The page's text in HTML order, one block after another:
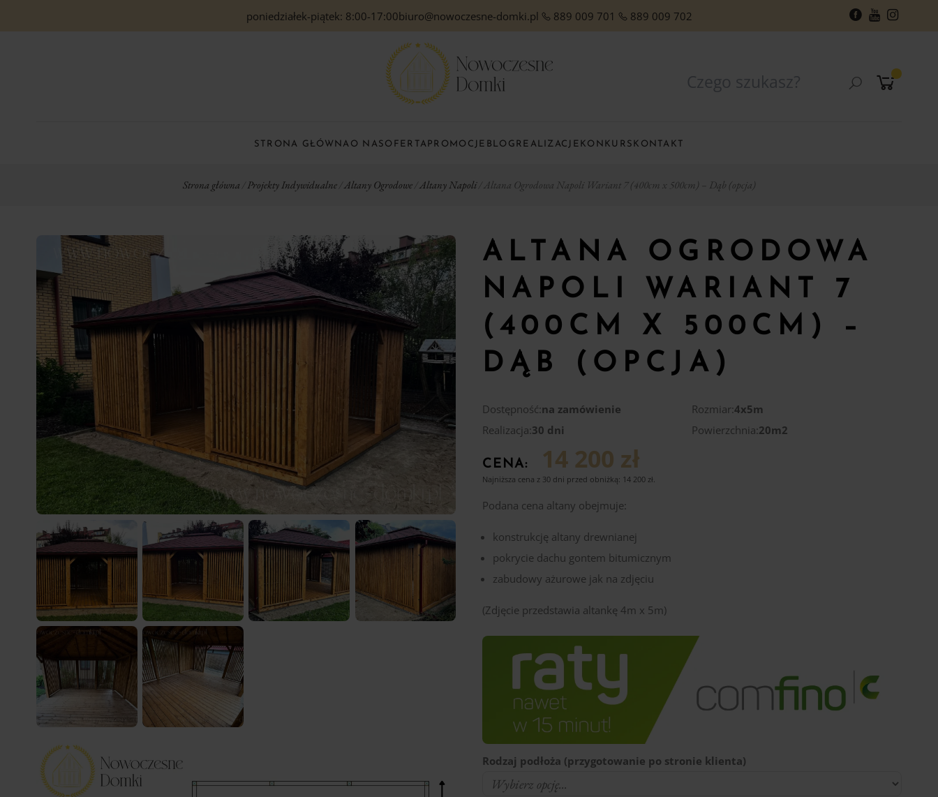
poniedziałek-piątek: 8:00-17:00biuro@nowoczesne-domki.pl 889 009 701 889 009 702
STRONA GŁÓWNA O NAS OFERTA PROMOCJE BLOG REALIZACJE KONKURS KONTAKT
Strona główna Projekty Indywidualne/ Altany Ogrodowe/ Altany Napoli/ Altana Ogrodowa Napoli Wariant 7 (400cm x 500cm) – Dąb (opcja)
ALTANA OGRODOWA
NAPOLI WARIANT 7
(400CM X 500CM) –
DĄB (OPCJA)
Dostępność:na zamówienie Rozmiar:4x5m
Realizacja:30 dni Powierzchnia:20m2
CENA: 14 200 zł
Najniższa cena z 30 dni przed obniżką: 14 200 zł
Podana cena altany obejmuje:
konstrukcję altany drewnianej
pokrycie dachu gontem bitumicznym
zabudowy ażurowe jak na zdjęciu
(Zdjęcie przedstawia altankę 4m x 5m)
Rodzaj podłoża (przygotowanie po stronie klienta)